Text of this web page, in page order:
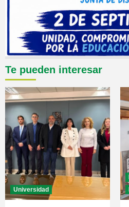
Te pueden interesar
Universidad